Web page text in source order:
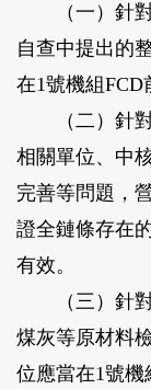
（一）針對
自查中提出的
在1號機組FCD
（二）針對
相關單位、中
完善等問題，
證全鏈條存在
有效。
（三）針對1
煤灰等原材料
位應當在1號